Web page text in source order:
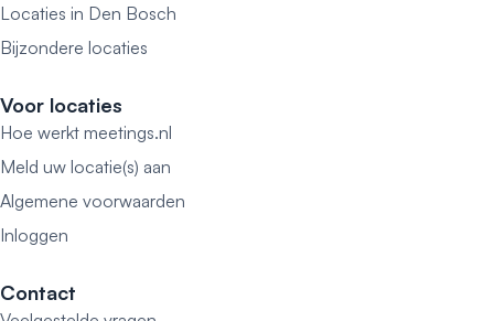
Locaties in Den Bosch
Bijzondere locaties
Voor locaties
Hoe werkt meetings.nl
Meld uw locatie(s) aan
Algemene voorwaarden
Inloggen
Contact